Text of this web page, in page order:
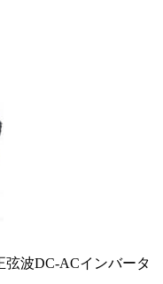
波DC-ACインバータ